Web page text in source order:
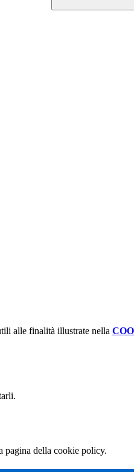
alle finalità illustrate nella
pagina della cookie policy.